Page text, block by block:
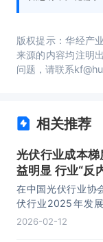
版权提示：华经产
来源的内容均注明
问题，请联系
相关推荐
光伏行业成本梯
益明显 行业“反
步显现
在中国光伏行业协
伏行业2025年发
形势展望研讨会”上
2026-02-12